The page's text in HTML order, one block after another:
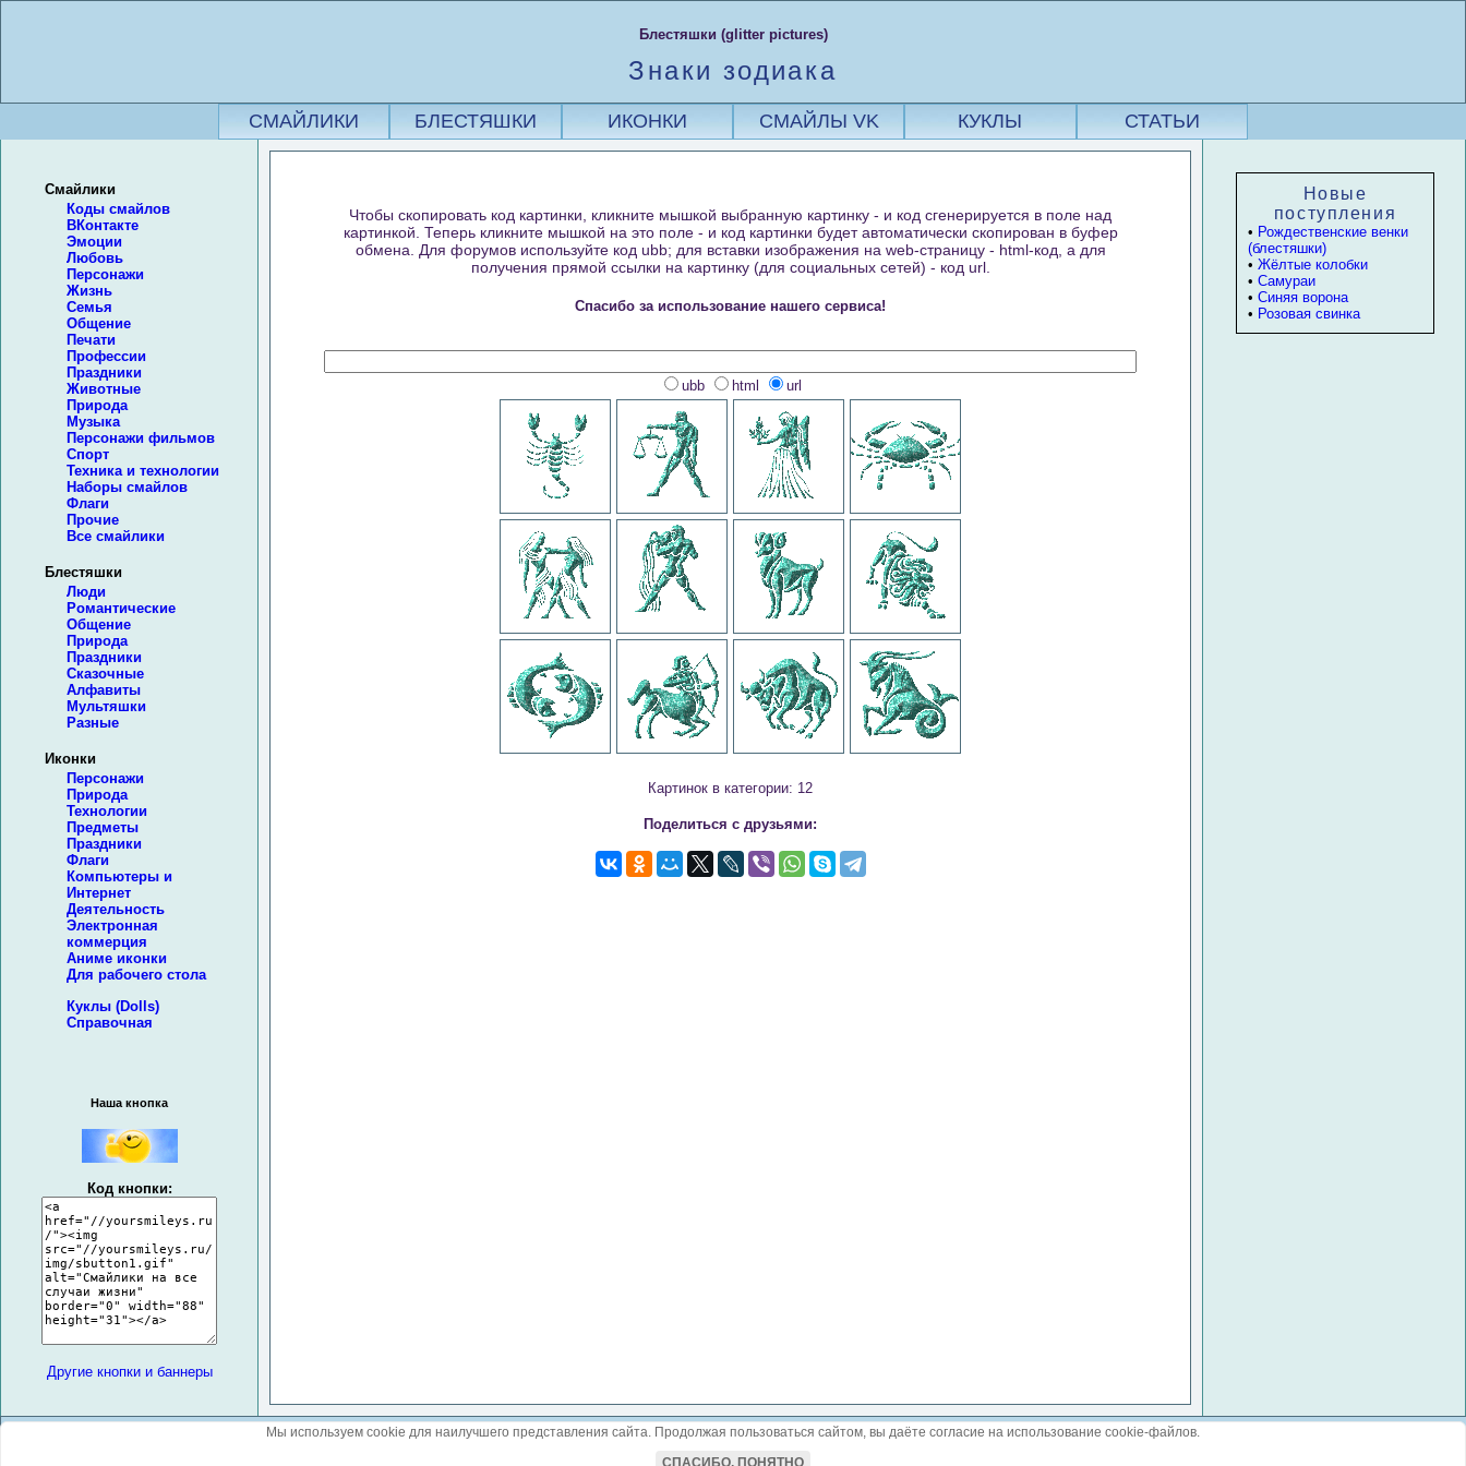
Блестяшки (glitter pictures)
Знаки зодиака
СМАЙЛИКИ БЛЕСТЯШКИ ИКОНКИ СМАЙЛЫ VK КУКЛЫ СТАТЬИ
Смайлики
Коды смайлов
ВКонтакте
Эмоции
Любовь
Персонажи
Жизнь
Семья
Общение
Печати
Профессии
Праздники
Животные
Природа
Музыка
Персонажи фильмов
Спорт
Техника и технологии
Наборы смайлов
Флаги
Прочие
Все смайлики
Блестяшки
Люди
Романтические
Общение
Природа
Праздники
Сказочные
Алфавиты
Мультяшки
Разные
Иконки
Персонажи
Природа
Технологии
Предметы
Праздники
Флаги
Компьютеры и
Интернет
Деятельность
Электронная
коммерция
Аниме иконки
Для рабочего стола
Куклы (Dolls)
Справочная
Наша кнопка
Код кнопки:
Другие кнопки и баннеры
Чтобы скопировать код картинки, кликните мышкой выбранную картинку - и код сгенерируется в поле над
картинкой. Теперь кликните мышкой на это поле - и код картинки будет автоматически скопирован в буфер
обмена. Для форумов используйте код ubb; для вставки изображения на web-страницу - html-код, а для
получения прямой ссылки на картинку (для социальных сетей) - код url.
Спасибо за использование нашего сервиса!
ubb html url
Картинок в категории: 12
Поделиться с друзьями:
Новые
поступления
• Рождественские венки
(блестяшки)
• Жёлтые колобки
• Самураи
• Синяя ворона
• Розовая свинка
Мы используем cookie для наилучшего представления сайта. Продолжая пользоваться сайтом, вы даёте согласие на использование cookie-файлов.
СПАСИБО, ПОНЯТНО